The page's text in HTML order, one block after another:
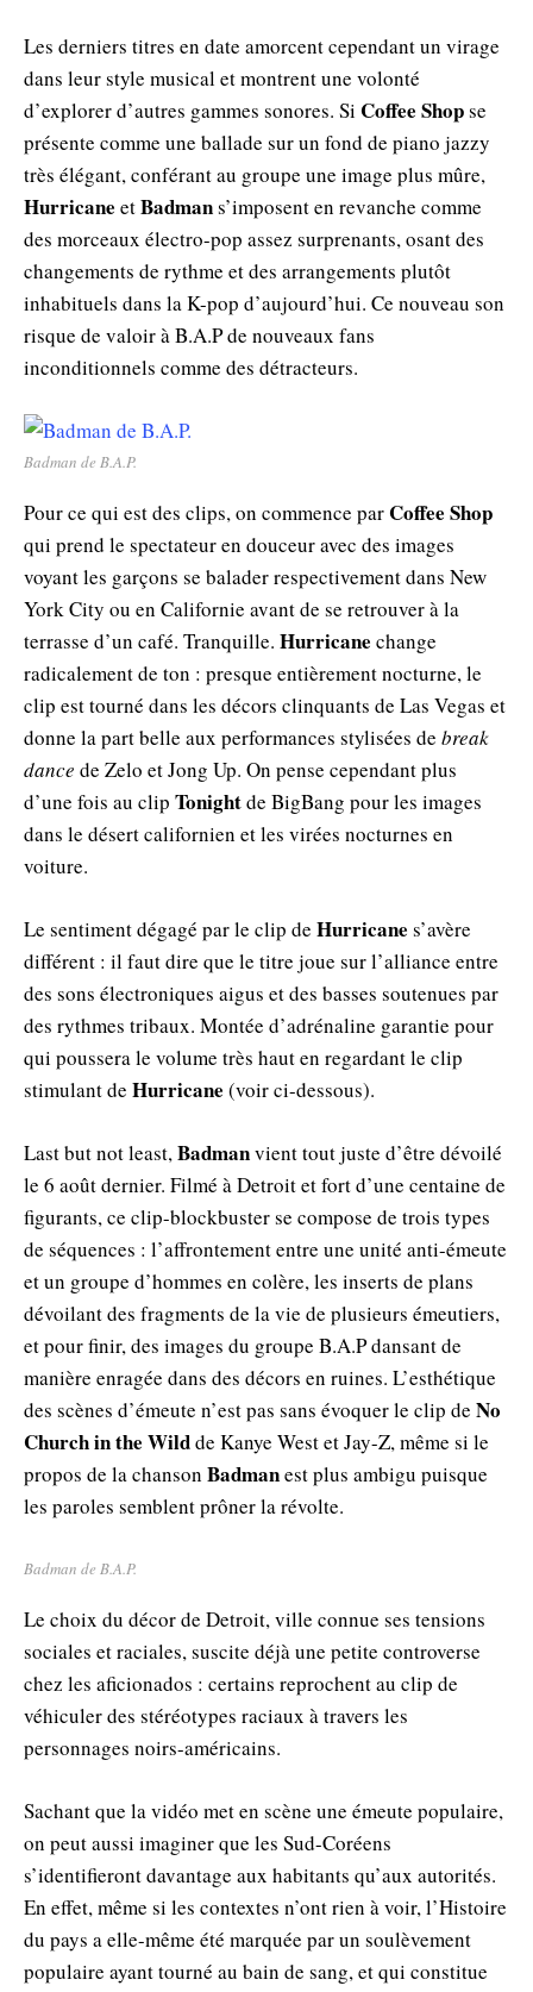
Les derniers titres en date amorcent cependant un virage
dans leur style musical et montrent une volonté
d’explorer d’autres gammes sonores. Si Coffee Shopse
présente comme une ballade sur un fond de piano jazzy
très élégant, conférant au groupe une image plus mûre,
Hurricane etBadmans’imposent en revanche comme
des morceaux électro-pop assez surprenants, osant des
changements de rythme et des arrangements plutôt
inhabituels dans la K-pop d’aujourd’hui. Ce nouveau son
risque de valoir à B.A.P de nouveaux fans
inconditionnels comme des détracteurs.
Badman de B.A.P.
Pour ce qui est des clips, on commence parCoffee Shop
qui prend le spectateur en douceur avec des images
voyant les garçons se balader respectivement dans New
York City ou en Californie avant de se retrouver à la
terrasse d’un café. Tranquille. Hurricane change
radicalement de ton : presque entièrement nocturne, le
clip est tourné dans les décors clinquants de Las Vegas et
donne la part belle aux performances stylisées de break
dance de Zelo et Jong Up. On pense cependant plus
d’une fois au clip Tonightde BigBang pour les images
dans le désert californien et les virées nocturnes en
voiture.
Le sentiment dégagé par le clip de Hurricane s’avère
différent : il faut dire que le titre joue sur l’alliance entre
des sons électroniques aigus et des basses soutenues par
des rythmes tribaux. Montée d’adrénaline garantie pour
qui poussera le volume très haut en regardant le clip
stimulant de Hurricane (voir ci-dessous).
Last but not least,Badmanvient tout juste d’être dévoilé
le 6 août dernier. Filmé à Detroit et fort d’une centaine de
figurants, ce clip-blockbuster se compose de trois types
de séquences : l’affrontement entre une unité anti-émeute
et un groupe d’hommes en colère, les inserts de plans
dévoilant des fragments de la vie de plusieurs émeutiers,
et pour finir, des images du groupe B.A.P dansant de
manière enragée dans des décors en ruines. L’esthétique
des scènes d’émeute n’est pas sans évoquer le clip de No
Church in the Wildde Kanye West et Jay-Z, même si le
propos de la chanson Badmanest plus ambigu puisque
les paroles semblent prôner la révolte.
Badman de B.A.P.
Le choix du décor de Detroit, ville connue ses tensions
sociales et raciales, suscite déjà une petite controverse
chez les aficionados : certains reprochent au clip de
véhiculer des stéréotypes raciaux à travers les
personnages noirs-américains.
Sachant que la vidéo met en scène une émeute populaire,
on peut aussi imaginer que les Sud-Coréens
s’identifieront davantage aux habitants qu’aux autorités.
En effet, même si les contextes n’ont rien à voir, l’Histoire
du pays a elle-même été marquée par un soulèvement
populaire ayant tourné au bain de sang, et qui constitue